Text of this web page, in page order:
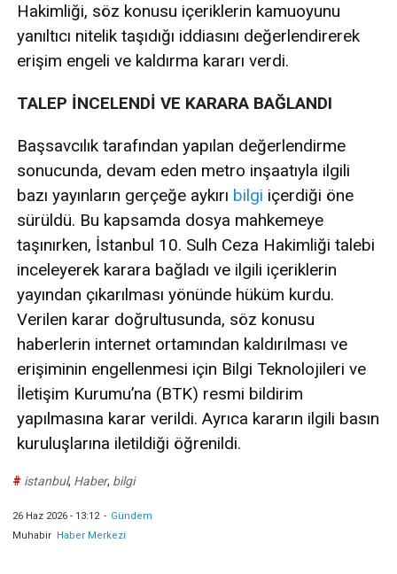
Hakimliği, söz konusu içeriklerin kamuoyunu
yanıltıcı nitelik taşıdığı iddiasını değerlendirerek
erişim engeli ve kaldırma kararı verdi.
TALEP İNCELENDİ VE KARARA BAĞLANDI
Başsavcılık tarafından yapılan değerlendirme
sonucunda, devam eden metro inşaatıyla ilgili
bazı yayınların gerçeğe aykırı bilgi içerdiği öne
sürüldü. Bu kapsamda dosya mahkemeye
taşınırken, İstanbul 10. Sulh Ceza Hakimliği talebi
inceleyerek karara bağladı ve ilgili içeriklerin
yayından çıkarılması yönünde hüküm kurdu.
Verilen karar doğrultusunda, söz konusu
haberlerin internet ortamından kaldırılması ve
erişiminin engellenmesi için Bilgi Teknolojileri ve
İletişim Kurumu’na (BTK) resmi bildirim
yapılmasına karar verildi. Ayrıca kararın ilgili basın
kuruluşlarına iletildiği öğrenildi.
# istanbul, Haber, bilgi
26 Haz 2026 - 13:12 - Gündem
Muhabir
Haber Merkezi